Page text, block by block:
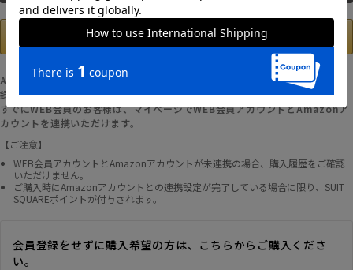
Amazonアカウントの登録情報を使用して、お支払いおよび新規WEB会員登
録が可能です。
すでにWEB会員のお客様は、マイページでWEB会員アカウントとAmazonア
カウントを連携いただけます。
【ご注意】
WEB会員アカウントとAmazonアカウントが未連携の場合、購入履歴をご確認
いただけません。
ご購入時にAmazonアカウントとの連携設定が完了している場合に限り、SUIT
SQUAREポイントが付与されます。
会員登録をせずに購入希望の方は、こちらからご購入くださ
い。